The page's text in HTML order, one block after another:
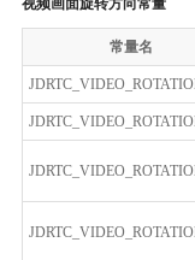
常量名